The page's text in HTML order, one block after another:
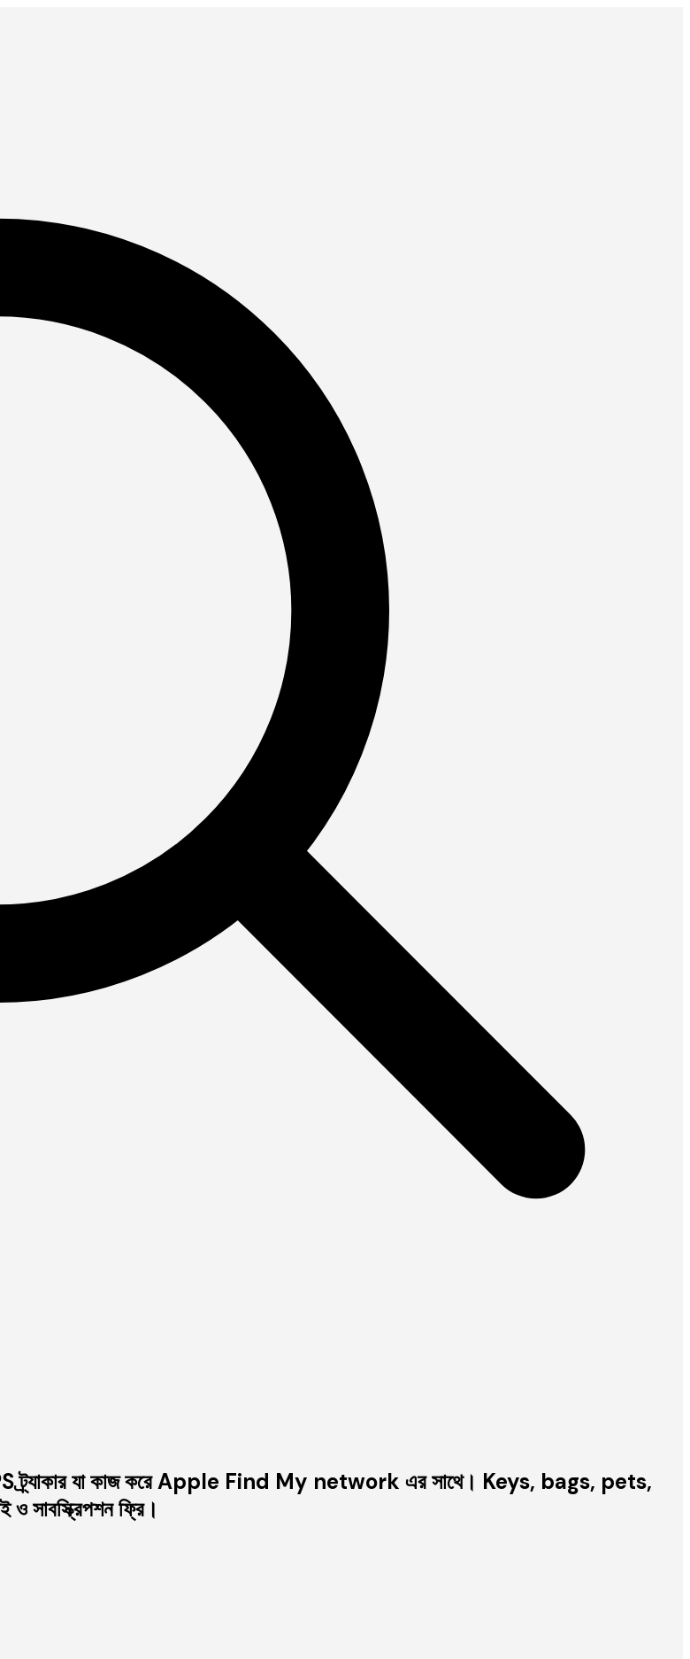
যা কাজ করে Apple Find My network এর সাথে। Keys, bags, pets,
ও সাবস্ক্রিপশন ফ্রি।